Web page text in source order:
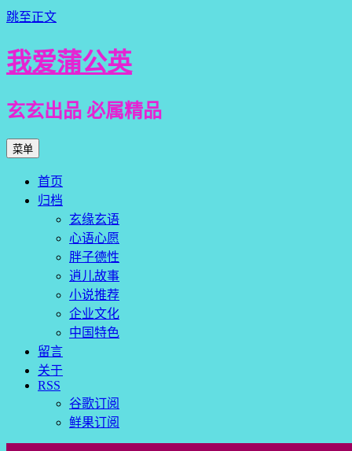
跳至正文
我爱蒲公英
玄玄出品 必属精品
菜单
首页
归档
玄缘玄语
心语心愿
胖子德性
逍儿故事
小说推荐
企业文化
中国特色
留言
关于
RSS
谷歌订阅
鲜果订阅